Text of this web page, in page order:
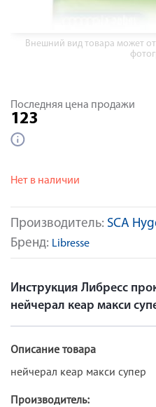
Внешний вид товара может
Производитель: SCA
Бренд: Libresse
Последняя цена продажи
123
Нет в наличии
Инструкция Либресс
нейчерал кеар макси
Описание товара
нейчерал кеар макси супер
Производитель: